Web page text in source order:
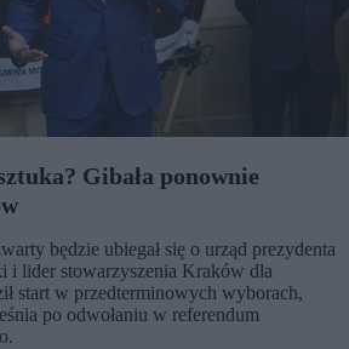
Gibała ponownie
będzie ubiegał się o urząd prezydenta
i lider stowarzyszenia Kraków dla
start w przedterminowych wyborach,
po odwołaniu w referendum